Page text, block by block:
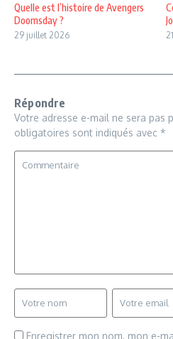
Quelle est l’histoire de Avengers
Doomsday ?
29 juillet 2026
Répondre
Votre adresse e-mail ne sera pas
obligatoires sont indiqués avec *
Enregistrer mon nom, mon e-